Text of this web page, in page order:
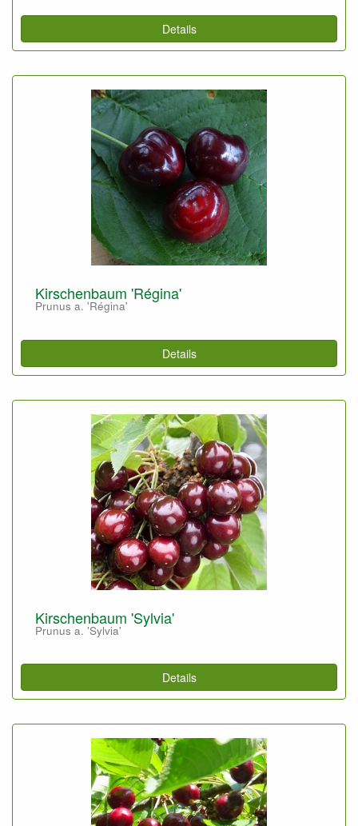
Details
Kirschenbaum 'Régina'
Prunus a. 'Régina'
Details
Kirschenbaum 'Sylvia'
Prunus a. 'Sylvia'
Details